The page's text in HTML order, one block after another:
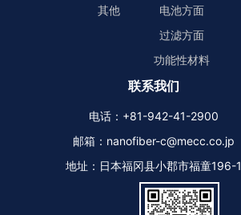
其他
电池方面
过滤方面
功能性材料
联系我们
电话：+81-942-41-2900
邮箱：nanofiber-c@mecc.co.jp
地址：日本福冈县小郡市福童196-1